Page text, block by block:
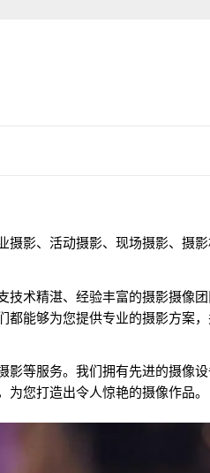
摄影、活动摄影、现场摄影、摄
技术精湛、经验丰富的摄影摄像
都能够为您提供专业的摄影方案
影等服务。我们拥有先进的摄像
您打造出令人惊艳的摄像作品。